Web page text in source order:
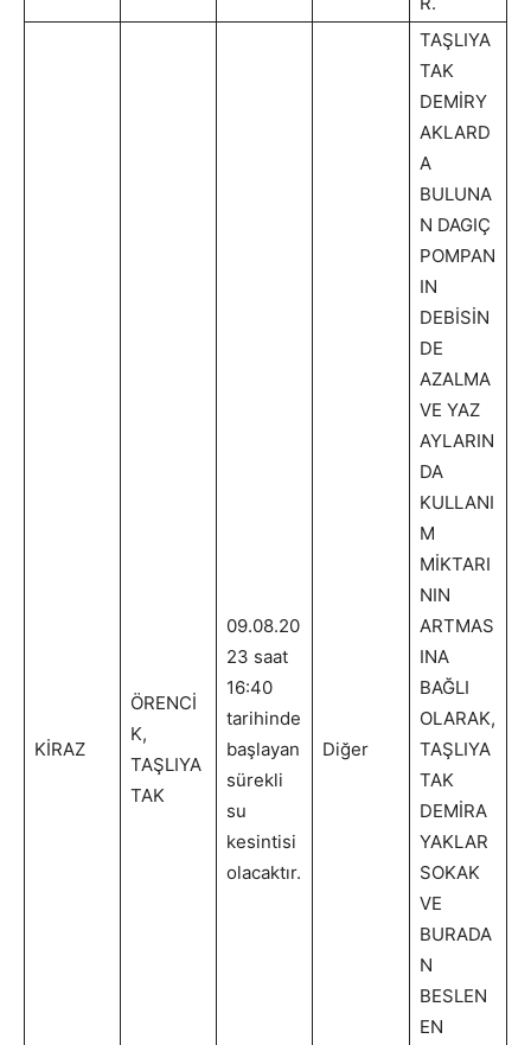
KİRAZ
ÖRENCİ
K,
TAŞLIYA
TAK
09.08.20
23 saat
16:40
tarihinde
başlayan
sürekli
su
kesintisi
olacaktır.
Diğer
TAŞLIYA
TAK
DEMİRY
AKLARD
A
BULUNA
N DAGIÇ
POMPAN
IN
DEBİSİN
DE
AZALMA
VE YAZ
AYLARIN
DA
KULLANI
M
MİKTARI
NIN
ARTMAS
INA
BAĞLI
OLARAK,
TAŞLIYA
TAK
DEMİRA
YAKLAR
SOKAK
VE
BURADA
N
BESLEN
EN